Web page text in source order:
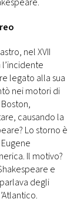
nel XVII
legato alla sua
nei motori di
causando la
Lo storno è
Il motivo?
e
degli